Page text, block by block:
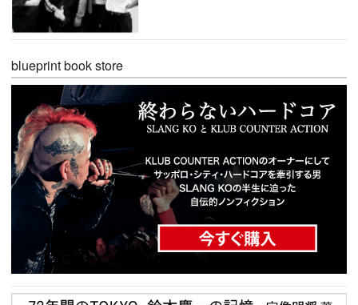
blueprint book store